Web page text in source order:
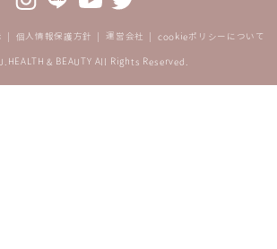
& BEAUTY All Rights Reserved.
個人情報保護方針 運営会社 cookieポリシーについて